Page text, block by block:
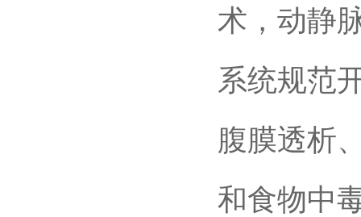
术，动静
系统规范
腹膜透析
和食物中